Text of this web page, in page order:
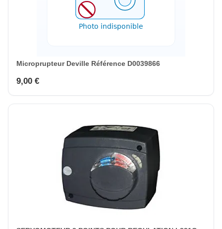
Microprupteur Deville Référence D0039866
9,00 €